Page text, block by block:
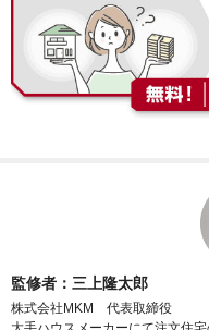
監修者：三上隆太郎
株式会社MKM 代表取締役